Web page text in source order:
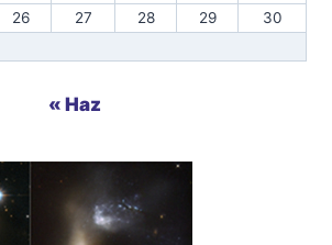
26 27 28 29
30
« Haz